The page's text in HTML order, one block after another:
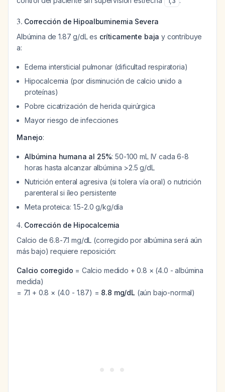
3. Corrección de Hipoalbuminemia Severa
Albúmina de 1.87 g/dL es críticamente baja y contribuye
a:
Edema intersticial pulmonar (dificultad respiratoria)
Hipocalcemia (por disminución de calcio unido a
proteínas)
Pobre cicatrización de herida quirúrgica
Mayor riesgo de infecciones
Manejo:
Albúmina humana al 25%: 50-100 mL IV cada 6-8
horas hasta alcanzar albúmina >2.5 g/dL
Nutrición enteral agresiva (si tolera vía oral) o nutrición
parenteral si íleo persistente
Meta proteica: 1.5-2.0 g/kg/día
4. Corrección de Hipocalcemia
Calcio de 6.8-7.1 mg/dL (corregido por albúmina será aún
más bajo) requiere reposición:
Calcio corregido = Calcio medido + 0.8 × (4.0 - albúmina
medida)
= 7.1 + 0.8 × (4.0 - 1.87) = 8.8 mg/dL (aún bajo-normal)